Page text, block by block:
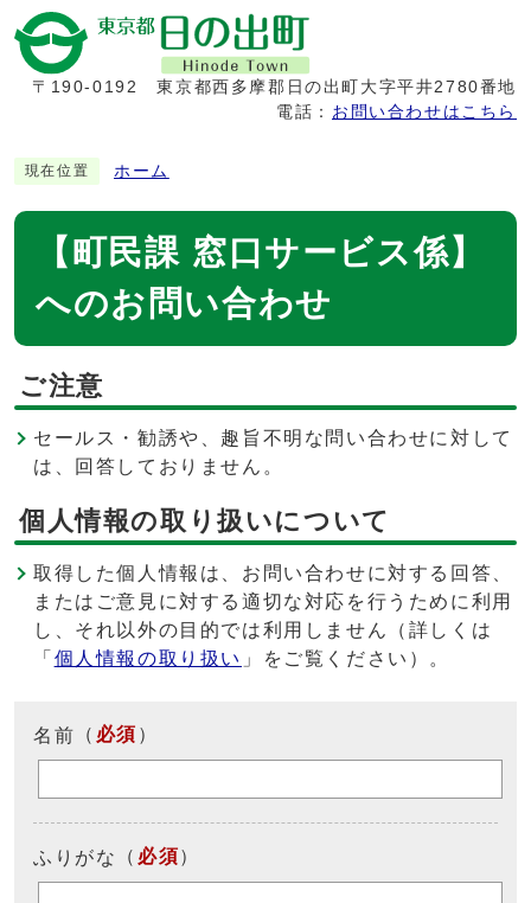
〒190-0192
東京都西多摩郡日の出町大字平井2780番地
電話： お問い合わせはこちら
現在位置 ホーム
【町民課 窓口サービス係】
へのお問い合わせ
ご注意
セールス・勧誘や、趣旨不明な問い合わせに対して
は、回答しておりません。
個人情報の取り扱いについて
取得した個人情報は、お問い合わせに対する回答、
またはご意見に対する適切な対応を行うために利用
し、それ以外の目的では利用しません（詳しくは
「 個人情報の取り扱い 」をご覧ください）。
名前 （ 必須 ）
ふりがな （ 必須）